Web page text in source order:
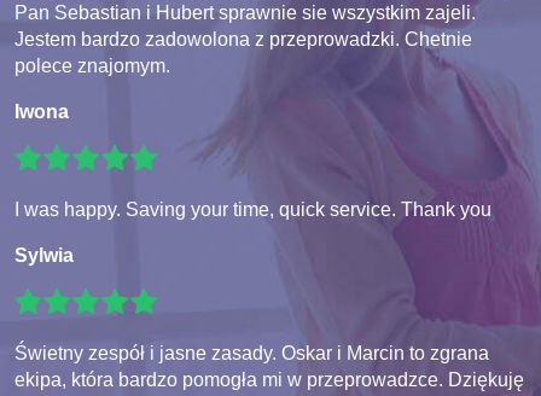
Pan Sebastian i Hubert sprawnie sie wszystkim zajeli.
Jestem bardzo zadowolona z przeprowadzki. Chetnie
polece znajomym.
Iwona
I was happy. Saving your time, quick service. Thank you
Sylwia
Świetny zespół i jasne zasady. Oskar i Marcin to zgrana
ekipa, która bardzo pomogła mi w przeprowadzce. Dziękuję